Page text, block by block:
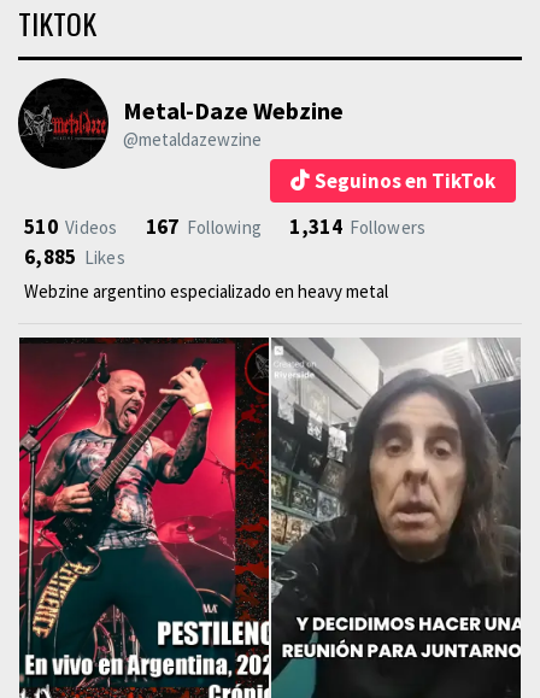
TIKTOK
Metal-Daze Webzine
@metaldazewzine
Seguinos en TikTok
510 Videos 167 Following 1,314 Followers
6,885 Likes
Webzine argentino especializado en heavy metal